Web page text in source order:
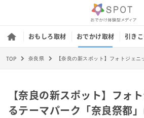
おもしろ取材 おでかけ取材 引き
TOP 奈良県
【奈良の新スポット】フォ
るテーマパーク「奈良祭都